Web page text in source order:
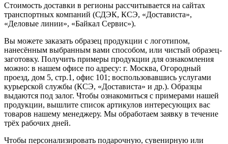
Стоимость доставки в регионы рассчитывается на сайтах
транспортных компаний (СДЭК, КСЭ, «Достависта»,
«Деловые линии», «Байкал Сервис»).
Вы можете заказать образец продукции с логотипом,
нанесённым выбранным вами способом, или чистый образец-
заготовку. Получить примеры продукции для ознакомления
можно: в нашем офисе по адресу: г. Москва, Огородный
проезд, дом 5, стр.1, офис 101; воспользовавшись услугами
курьерской службы (КСЭ, «Достависта» и др.). Образцы
выдаются под залог. Чтобы ознакомиться с примерами нашей
продукции, вышлите список артикулов интересующих вас
товаров нашему менеджеру. Мы обработаем заявку в течение
трёх рабочих дней.
Чтобы персонализировать подарочную, сувенирную или